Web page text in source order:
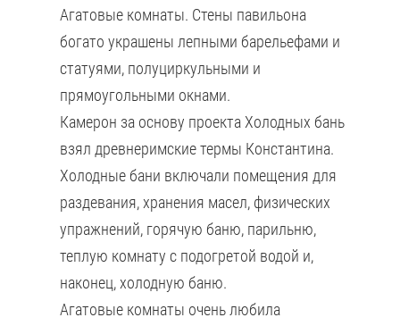
Агатовые комнаты. Стены павильона
богато украшены лепными барельефами и
статуями, полуциркульными и
прямоугольными окнами.
Камерон за основу проекта Холодных бань
взял древнеримские термы Константина.
Холодные бани включали помещения для
раздевания, хранения масел, физических
упражнений, горячую баню, парильню,
теплую комнату с подогретой водой и,
наконец, холодную баню.
Агатовые комнаты очень любила